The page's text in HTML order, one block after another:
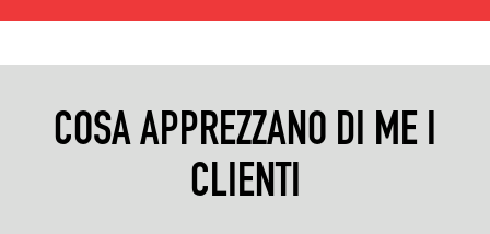
COSA APPREZZANO DI ME I
CLIENTI